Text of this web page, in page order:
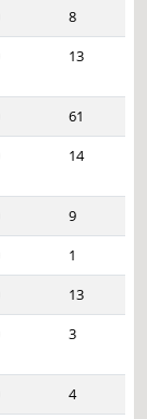
8
13
61
14
9
1
13
3
4